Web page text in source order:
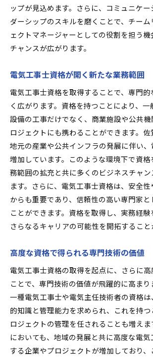
ップが見込めます。さらに、コミュニケ
ダーシップのスキルを磨くことで、チー
ェクトマネージャーとしての役割を担う
チャンスが広がります。
電気工事士資格が開く新たな業務範囲
電気工事士資格を取得することで、専門
く広がります。資格を持つことにより、
設備の工事だけでなく、商業施設や公共
ロジェクトにも携わることができます。佐
地元の産業や公共インフラの発展に伴い
増加しています。このような環境下で資
務範囲の拡充と共に多くのビジネスチャ
ます。さらに、電気工事士資格は、安全
からも重要であり、信頼性の高い専門家と
ことができます。資格を取得し、実務経験
さらなるキャリアの可能性を開拓すること
高度な資格で得られる専門技術の価値
電気工事士資格の取得を起点に、さらに
ことで、専門技術の価値が飛躍的に高ま
一種電気工事士や電気主任技術者の資格
的知識と管理能力を求められ、これを持
ロジェクトの管理を任されることも増え
においても、地域の発展と共に高度な電気
する企業やプロジェクトが増加しており